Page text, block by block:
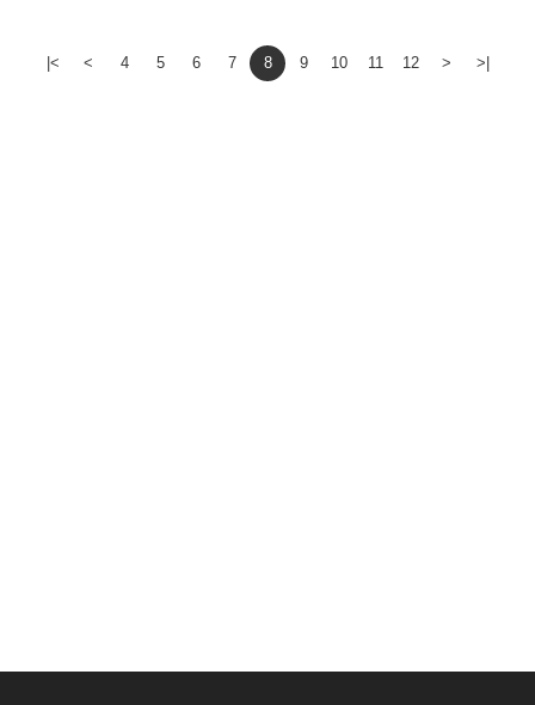
|< < 4 5 6 7 8 9 10 11 12 > >|